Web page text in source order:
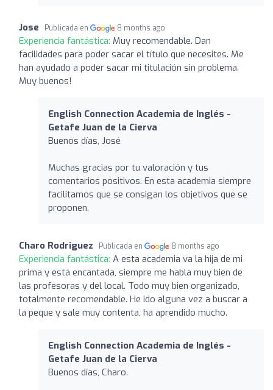
Jose Publicada en 8 months ago
Experiencia fantástica: Muy recomendable. Dan
facilidades para poder sacar el título que necesites. Me
han ayudado a poder sacar mi titulación sin problema.
Muy buenos!
English Connection Academia de Inglés -
Getafe Juan de la Cierva
Buenos días, José
Muchas gracias por tu valoración y tus
comentarios positivos. En esta academia siempre
facilitamos que se consigan los objetivos que se
proponen.
Charo Rodriguez Publicada en 8 months ago
Experiencia fantástica: A esta academia va la hija de mi
prima y está encantada, siempre me habla muy bien de
las profesoras y del local. Todo muy bien organizado,
totalmente recomendable. He ido alguna vez a buscar a
la peque y sale muy contenta, ha aprendido mucho.
English Connection Academia de Inglés -
Getafe Juan de la Cierva
Buenos días, Charo.